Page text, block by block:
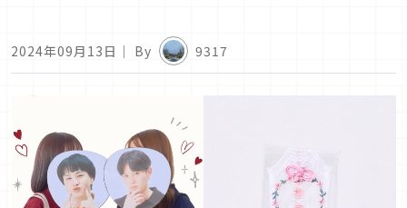
2024年09月13日 ｜ By 9317